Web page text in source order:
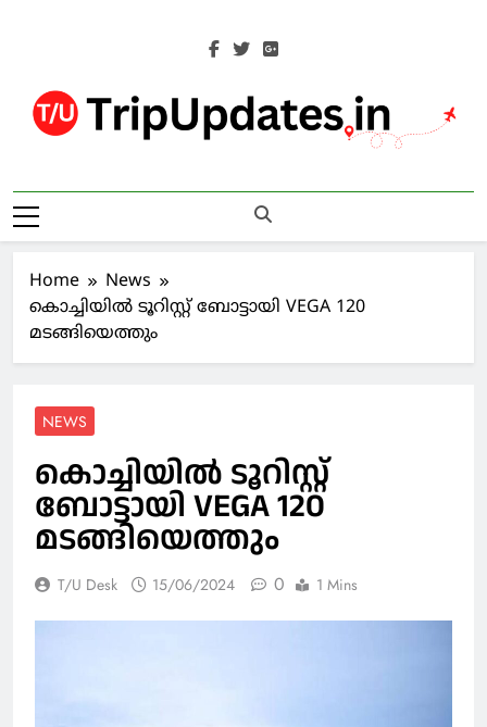
Trip Updates
Home
News
കൊച്ചിയില്‍ ടൂറിസ്റ്റ് ബോട്ടായി VEGA 120
മടങ്ങിയെത്തും
NEWS
കൊച്ചിയില്‍ ടൂറിസ്റ്റ്
ബോട്ടായി VEGA 120
മടങ്ങിയെത്തും
T/U Desk 15/06/2024 0 1 Mins